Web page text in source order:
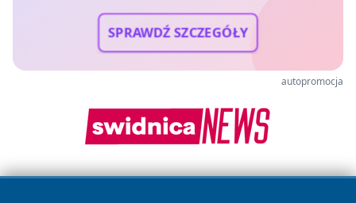
SPRAWDŹ SZCZEGÓŁY
autopromocja